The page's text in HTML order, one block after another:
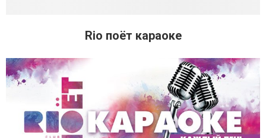
Rio поёт караоке